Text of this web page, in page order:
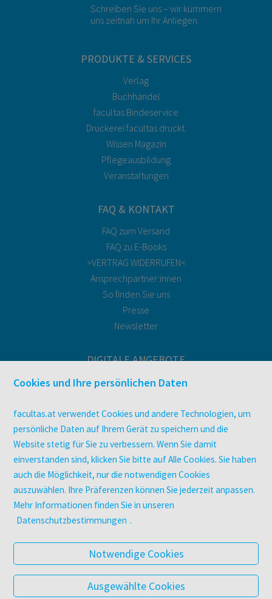
Schreiben Sie uns – wir kümmern
uns zeitnah um Ihr Anliegen.
PRODUKTE & SERVICES
Verlag
Buchhandel
facultas Bindeservice
Druckerei facultas druckt.
Wissen Magazin
Pflegeausbildung
Veranstaltungen
FAQ & KONTAKT
FAQ zum Versand
FAQ zu E-Books
>VERTRAG WIDERRUFEN<
Ansprechpartner:innen
So finden Sie uns
Presse
Newsletter
DIGITALE ANGEBOTE
Überblick
utb elibrary
E-Books
facultas Club
UNTERNEHMEN
Über facultas
Datenschutz & Cookies
AGB
Barrierefreiheit
Cookies und Ihre persönlichen Daten
facultas.at verwendet Cookies und andere Technologien, um
persönliche Daten auf Ihrem Gerät zu speichern und die
Website stetig für Sie zu verbessern. Wenn Sie damit
einverstanden sind, klicken Sie bitte auf Alle Cookies. Sie haben
auch die Möglichkeit, nur die notwendigen Cookies
auszuwählen. Ihre Präferenzen können Sie jederzeit anpassen.
Mehr Informationen finden Sie in unseren
Datenschutzbestimmungen .
Notwendige Cookies
Ausgewählte Cookies